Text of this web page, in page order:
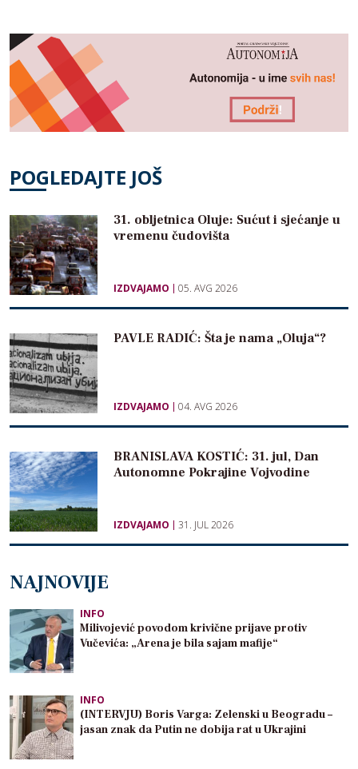
POGLEDAJTE JOŠ
31. obljetnica Oluje: Sućut i sjećanje u
vremenu čudovišta
IZDVAJAMO 05. AVG 2026
PAVLE RADIĆ: Šta je nama „Oluja“?
IZDVAJAMO 04. AVG 2026
BRANISLAVA KOSTIĆ: 31. jul, Dan
Autonomne Pokrajine Vojvodine
IZDVAJAMO 31. JUL 2026
NAJNOVIJE
INFO
Milivojević povodom krivične prijave protiv
Vučevića: „Arena je bila sajam mafije“
INFO
(INTERVJU) Boris Varga: Zelenski u Beogradu –
jasan znak da Putin ne dobija rat u Ukrajini